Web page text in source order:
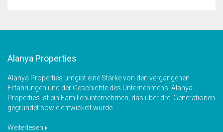
Alanya Properties
Alanya Properties umgibt eine Stärke von den vergangenen
Erfahrungen und der Geschichte des Unternehmens. Alanya
Properties ist ein Familienunternehmen, das über drei Generationen
gegründet sowie entwickelt wurde.
Weiterlesen